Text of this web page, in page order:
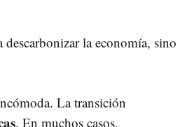
la economía, sino
La transición
. En muchos casos,